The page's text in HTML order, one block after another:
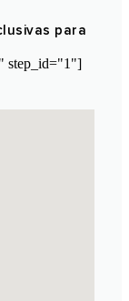
para
step_id="1"]